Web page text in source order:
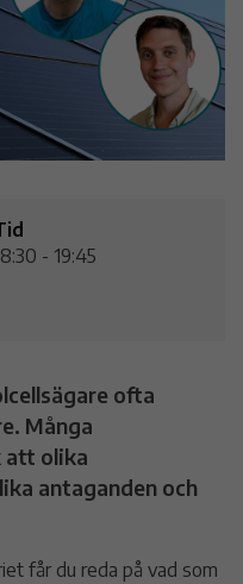
- 19:45
ofta
Många
att olika
antaganden och
får du reda på vad som